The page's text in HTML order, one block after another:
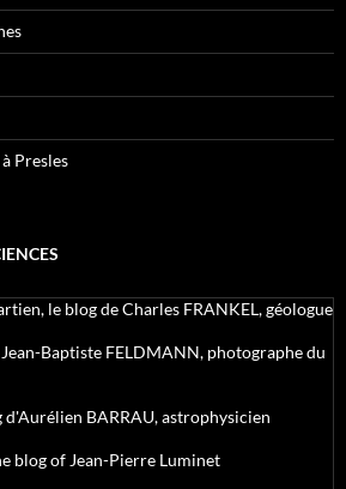
Presles
le blog de Charles FRANKEL, géologue
Baptiste FELDMANN, photographe du
d'Aurélien BARRAU, astrophysicien
blog of Jean-Pierre Luminet